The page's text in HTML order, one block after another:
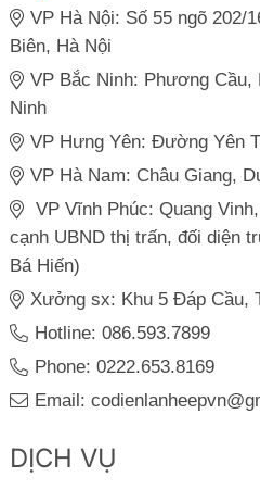
VP Hà Nội: Số 55 ngõ 202/
Biên, Hà Nội
VP Bắc Ninh: Phương
Ninh
VP Hưng Yên: Đường Yên
VP Hà Nam: Châu Giang,
VP Vĩnh Phúc: Quang
cạnh UBND thị trấn, đối diện
Bá Hiến)
Xưởng sx: Khu 5 Đáp Cầu,
Hotline: 086.593.7899
Phone: 0222.653.8169
Email:
DỊCH VỤ